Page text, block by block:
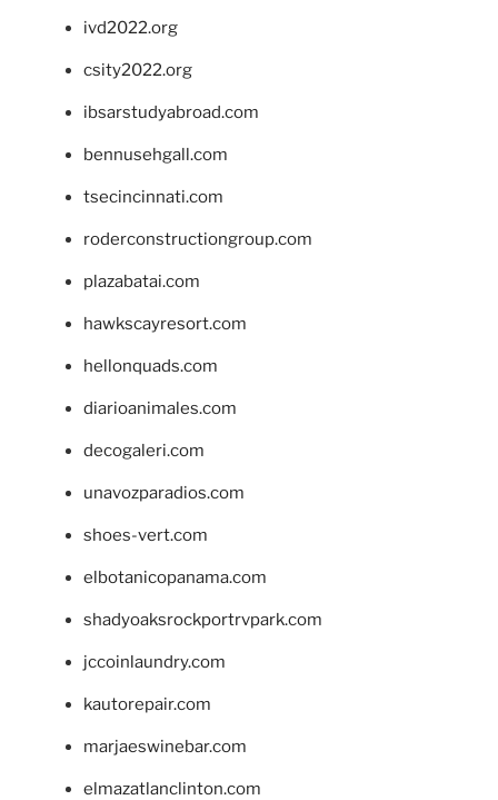
ivd2022.org
csity2022.org
ibsarstudyabroad.com
bennusehgall.com
tsecincinnati.com
roderconstructiongroup.com
plazabatai.com
hawkscayresort.com
hellonquads.com
diarioanimales.com
decogaleri.com
unavozparadios.com
shoes-vert.com
elbotanicopanama.com
shadyoaksrockportrvpark.com
jccoinlaundry.com
kautorepair.com
marjaeswinebar.com
elmazatlanclinton.com